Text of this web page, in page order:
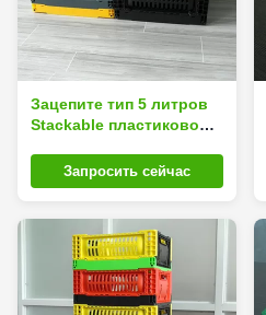
Зацепите тип 5 литров
Stackable пластиковой
плодов
многофункциональных
Запросить сейчас